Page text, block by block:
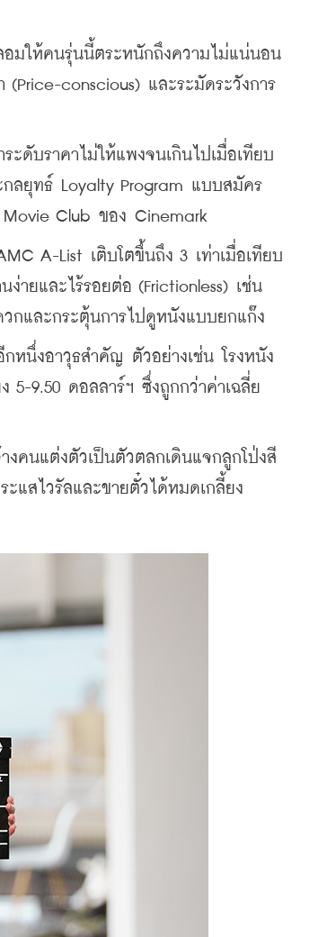
มให้คนรุ่นนี้ตระหนักถึงความไม่แน่นอน
conscious) และระมัดระวังการ
ดับราคาไม่ให้แพงจนเกินไปเมื่อเทียบ
กลยุทธ์ Loyalty Program แบบสมัคร
Club ของ Cinemark
A-List เติบโตขึ้นถึง 3 เท่าเมื่อเทียบ
ายและไร้รอยต่อ (Frictionless) เช่น
วกและกระตุ้นการไปดูหนังแบบยกแก๊ง
นึ่งอาวุธสำคัญ ตัวอย่างเช่น โรงหนัง
5-9.50 ดอลลาร์ฯ ซึ่งถูกกว่าค่าเฉลี่ย
นแต่งตัวเป็นตัวตลกเดินแจกลูกโป่งสี
แสไวรัลและขายตั๋วได้หมดเกลี้ยง